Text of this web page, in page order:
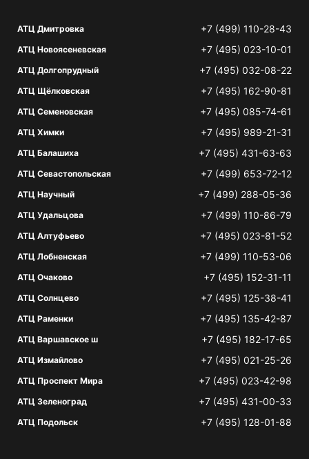
АТЦ Дмитровка +7 (499) 110-28-43
АТЦ Новоясеневская +7 (495) 023-10-01
АТЦ Долгопрудный +7 (495) 032-08-22
АТЦ Щёлковская +7 (495) 162-90-81
АТЦ Семеновская +7 (495) 085-74-61
АТЦ Химки +7 (495) 989-21-31
АТЦ Балашиха +7 (495) 431-63-63
АТЦ Севастопольская +7 (499) 653-72-12
АТЦ Научный +7 (499) 288-05-36
АТЦ Удальцова +7 (499) 110-86-79
АТЦ Алтуфьево +7 (495) 023-81-52
АТЦ Лобненская +7 (499) 110-53-06
АТЦ Очаково +7 (495) 152-31-11
АТЦ Солнцево +7 (495) 125-38-41
АТЦ Раменки +7 (495) 135-42-87
АТЦ Варшавское ш +7 (495) 182-17-65
АТЦ Измайлово +7 (495) 021-25-26
АТЦ Проспект Мира +7 (495) 023-42-98
АТЦ Зеленоград +7 (495) 431-00-33
АТЦ Подольск +7 (495) 128-01-88